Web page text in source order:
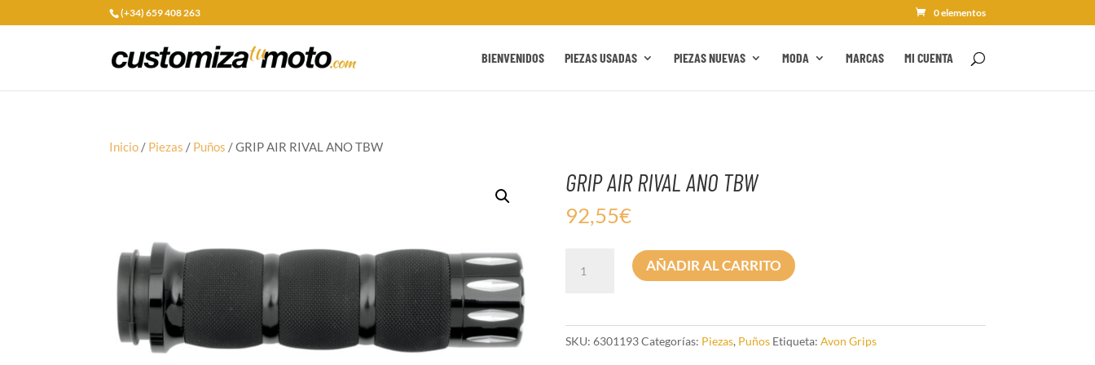
(+34) 659 408 263 0 elementos
BIENVENIDOS PIEZAS USADAS PIEZAS NUEVAS MODA MARCAS MI CUENTA
Inicio / Piezas / Puños / GRIP AIR RIVAL ANO TBW
GRIP AIR RIVAL ANO TBW
92,55€
AIR
TBW
AÑADIR AL CARRITO
SKU: 6301193 Categorías: Piezas, Puños Etiqueta: Avon Grips